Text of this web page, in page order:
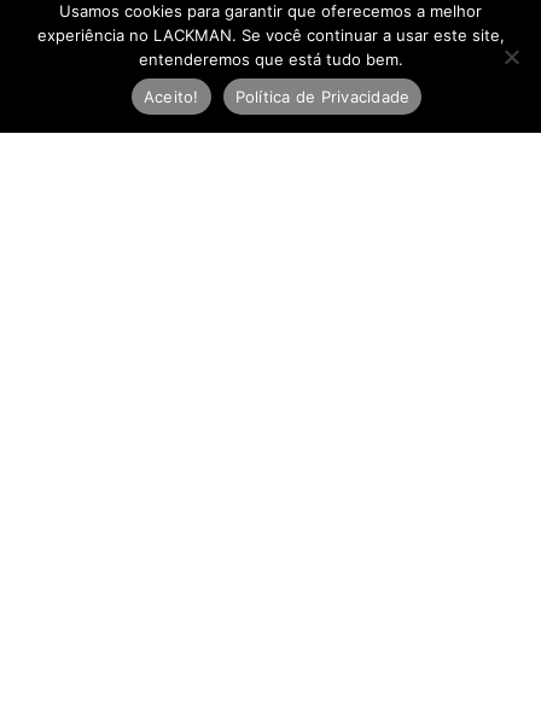
Usamos cookies para garantir que oferecemos a melhor
experiência no LACKMAN. Se você continuar a usar este site,
entenderemos que está tudo bem.
Aceito!
Política de Privacidade